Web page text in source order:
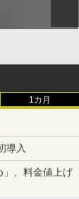
1カ月
導入
」、料金値上げ